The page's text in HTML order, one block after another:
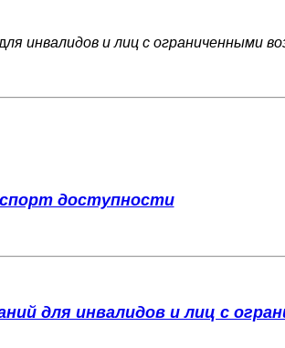
ля инвалидов и лиц с ограниченными
доступности
для инвалидов и лиц с